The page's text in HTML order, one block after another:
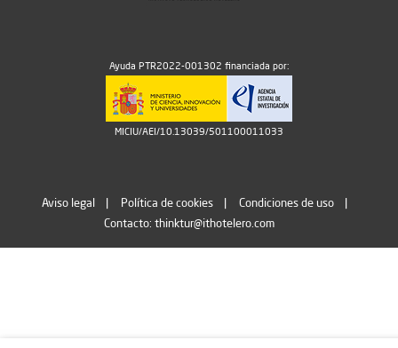
Ayuda PTR2022-001302 financiada por:
MICIU/AEI/10.13039/501100011033
Aviso legal Política de cookies
Condiciones de uso
Contacto: thinktur@ithotelero.com